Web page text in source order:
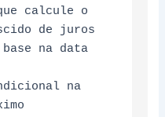
calcule o
de juros
na data
na